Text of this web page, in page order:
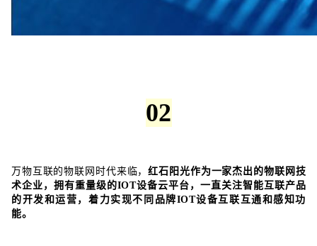
02
万物互联的物联网时代来临，红石阳光作为一家杰出的物联网技
术企业，拥有重量级的IOT设备云平台，一直关注智能互联产品
的开发和运营，着力实现不同品牌IOT设备互联互通和感知功
能。